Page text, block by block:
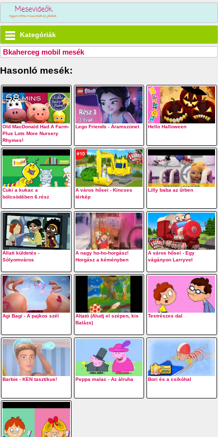
Kategóriák
Bkaherceg mobil mesék
Hasonló mesék:
Old MacDonald Had A Farm-
Plus Lots More Nursery
Rhymes!
Lego Friends - Áramszünet Hello Halloween
Cuki a kukac a
bölcsödében 6.rész
A város hősei - Kincses
térkép
Lilly baba az űrben
Állati küldetés -
Sólyomváros
A nagy ho-ho-horgász!
Horgász a kéményben
A város hősei - Egy
vágányon Larryvel
Agi Bagi - A pajkos szél
Altató (Aludj el szépen, kis
Balázs)
Testrészes dal
Barbie - KEN tasztikus! Peppa malac - Az álruha Bori és a csikóhal